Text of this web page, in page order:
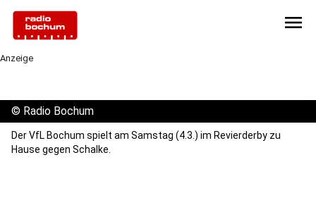
menu
Anzeige
© Radio Bochum
Der VfL Bochum spielt am Samstag (4.3.) im Revierderby zu
Hause gegen Schalke.